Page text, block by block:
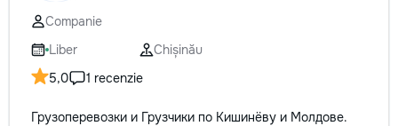
Companie
Liber
Chișinău
5,0
1 recenzie
Грузоперевозки и Грузчики по Кишинёву и Молдове.